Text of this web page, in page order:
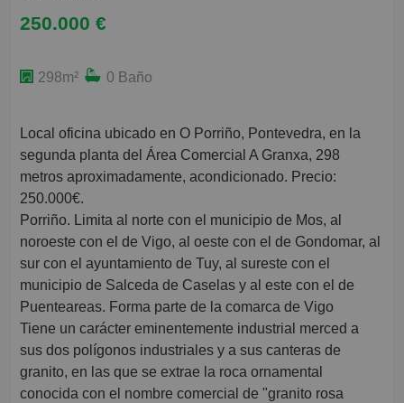
250.000 €
298m² 0 Baño
Local oficina ubicado en O Porriño, Pontevedra, en la
segunda planta del Área Comercial A Granxa, 298
metros aproximadamente, acondicionado. Precio:
250.000€.
Porriño. Limita al norte con el municipio de Mos, al
noroeste con el de Vigo, al oeste con el de Gondomar, al
sur con el ayuntamiento de Tuy, al sureste con el
municipio de Salceda de Caselas y al este con el de
Puenteareas. Forma parte de la comarca de Vigo
Tiene un carácter eminentemente industrial merced a
sus dos polígonos industriales y a sus canteras de
granito, en las que se extrae la roca ornamental
conocida con el nombre comercial de "granito rosa